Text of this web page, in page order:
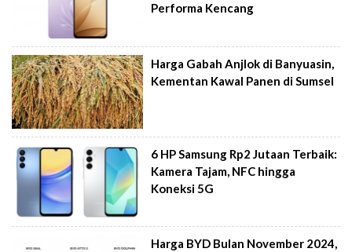
Performa Kencang
Harga Gabah Anjlok di Banyuasin,
Kementan Kawal Panen di Sumsel
6 HP Samsung Rp2 Jutaan Terbaik:
Kamera Tajam, NFC hingga
Koneksi 5G
Harga BYD Bulan November 2024,